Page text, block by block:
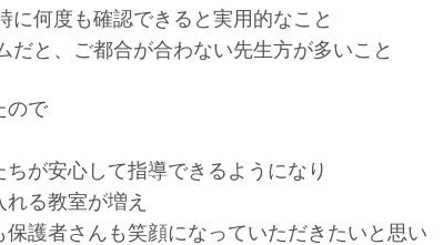
に何度も確認できると実用的なこと
だと、ご都合が合わない先生方が多いこと
ので
が安心して指導できるようになり
る教室が増え
護者さんも笑顔になっていただきたいと思い